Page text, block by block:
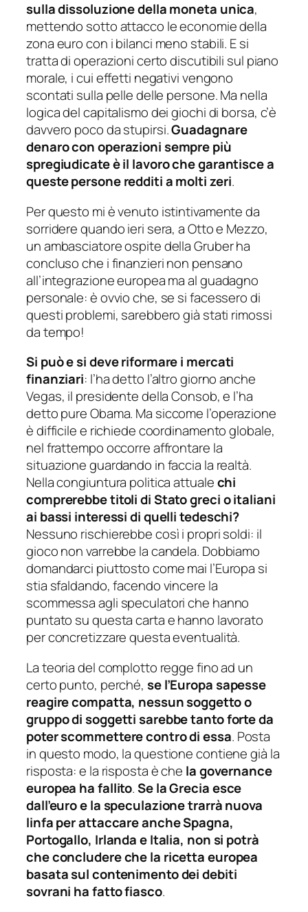
sulla dissoluzione della moneta unica,
mettendo sotto attacco le economie della
zona euro con i bilanci meno stabili. E si
tratta di operazioni certo discutibili sul piano
morale, i cui effetti negativi vengono
scontati sulla pelle delle persone. Ma nella
logica del capitalismo dei giochi di borsa, c’è
davvero poco da stupirsi.Guadagnare
denaro con operazioni sempre più
spregiudicate è il lavoro che garantisce a
queste persone redditi a molti zeri.
Per questo mi è venuto istintivamente da
sorridere quando ieri sera, a Otto e Mezzo,
un ambasciatore ospite della Gruber ha
concluso che i finanzieri non pensano
all’integrazione europea ma al guadagno
personale: è ovvio che, se si facessero di
questi problemi, sarebbero già stati rimossi
da tempo!
Si può e si deve riformare i mercati
finanziari: l’ha detto l’altro giorno anche
Vegas, il presidente della Consob, e l’ha
detto pure Obama. Ma siccome l’operazione
è difficile e richiede coordinamento globale,
nel frattempo occorre affrontare la
situazione guardando in faccia la realtà.
Nella congiuntura politica attualechi
comprerebbe titoli di Stato greci o italiani
ai bassi interessi di quelli tedeschi?
Nessuno rischierebbe così i propri soldi: il
gioco non varrebbe la candela. Dobbiamo
domandarci piuttosto come mai l’Europa si
stia sfaldando, facendo vincere la
scommessa agli speculatori che hanno
puntato su questa carta e hanno lavorato
per concretizzare questa eventualità.
La teoria del complotto regge fino ad un
certo punto, perché, se l’Europa sapesse
reagire compatta, nessun soggetto o
gruppo di soggetti sarebbe tanto forte da
poter scommettere contro di essa. Posta
in questo modo, la questione contiene già la
risposta: e la risposta è che la governance
europea ha fallito.Se la Grecia esce
dall’euro e la speculazione trarrà nuova
linfa per attaccare anche Spagna,
Portogallo, Irlanda e Italia, non si potrà
che concludere che la ricetta europea
basata sul contenimento dei debiti
sovrani ha fatto fiasco.